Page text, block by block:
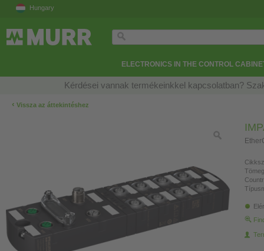
Hungary
ELECTRONICS IN THE CONTROL
Kérdései vannak termékeinkkel kapcsolatban?
‹ Vissza az áttekintéshez